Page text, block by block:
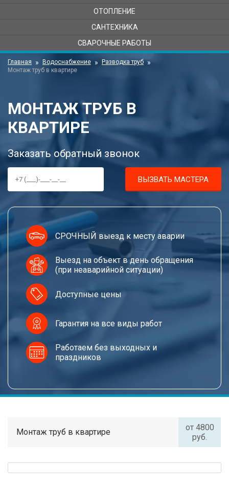
ОТОПЛЕНИЕ
САНТЕХНИКА
СВАРОЧНЫЕ РАБОТЫ
Главная Водоснабжение
Разводка труб
Монтаж труб в квартире
МОНТАЖ ТРУБ В
КВАРТИРЕ
Заказать обратный звонок
ВЫЗВАТЬ МАСТЕРА
СРОЧНЫЙ выезд к месту аварии
Выезд на объект в день обращения
(при неаварийной ситуации)
Доступные цены
Гарантия на все виды работ
Работаем без выходных и
праздников
Монтаж труб в квартире
от 4800
руб.